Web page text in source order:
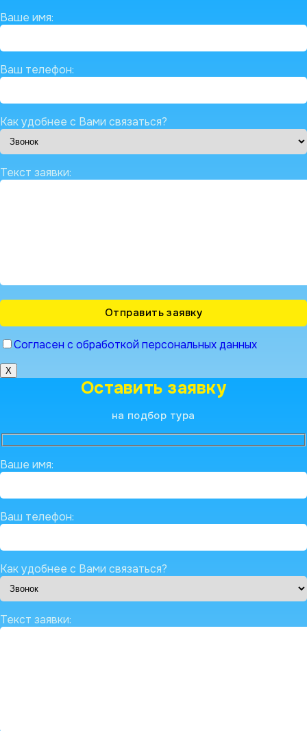
Ваше имя:
Ваш телефон:
Как удобнее с Вами связаться?
Текст заявки:
Согласен с обработкой персональных данных
X
Оставить заявку
на подбор тура
Ваше имя:
Ваш телефон:
Как удобнее с Вами связаться?
Текст заявки: